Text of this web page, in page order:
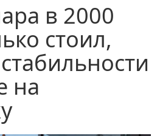
в 2000
стоил,
на